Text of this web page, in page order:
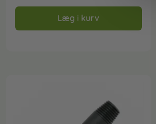
Læg i kurv